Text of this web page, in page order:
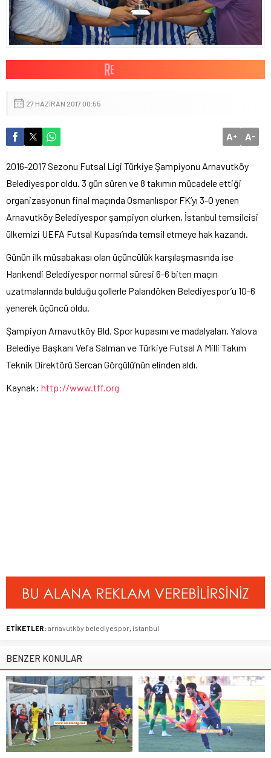
27 HAZIRAN 2017 00:55
A+ A-
2016-2017 Sezonu Futsal Ligi Türkiye Şampiyonu Arnavutköy
Belediyespor oldu. 3 gün süren ve 8 takımın mücadele ettiği
organizasyonun final maçında Osmanlıspor FK’yı 3-0 yenen
Arnavutköy Belediyespor şampiyon olurken, İstanbul temsilcisi
ülkemizi UEFA Futsal Kupası’nda temsil etmeye hak kazandı.
Günün ilk müsabakası olan üçüncülük karşılaşmasında ise
Hankendi Belediyespor normal süresi 6-6 biten maçın
uzatmalarında bulduğu gollerle Palandöken Belediyespor’u 10-6
yenerek üçüncü oldu.
Şampiyon Arnavutköy Bld. Spor kupasını ve madalyaları, Yalova
Belediye Başkanı Vefa Salman ve Türkiye Futsal A Milli Takım
Teknik Direktörü Sercan Görgülü’nün elinden aldı.
Kaynak: http://www.tff.org
ETİKETLER: arnavutköy belediyespor istanbul
BENZER KONULAR